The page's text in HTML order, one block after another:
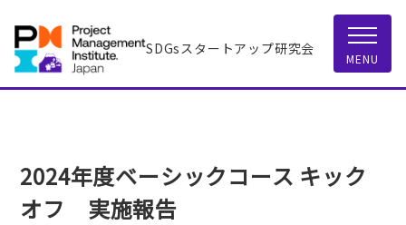
SDGsスタートアップ研究会
MENU
2024年度ベーシックコース キック
オフ 実施報告